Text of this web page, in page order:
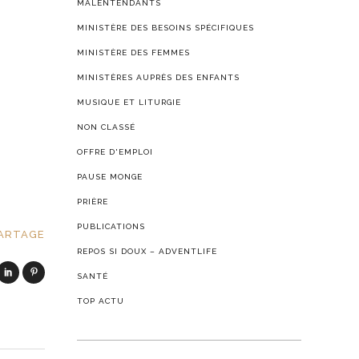
MALENTENDANTS
MINISTÈRE DES BESOINS SPÉCIFIQUES
MINISTÈRE DES FEMMES
MINISTÈRES AUPRÈS DES ENFANTS
MUSIQUE ET LITURGIE
NON CLASSÉ
OFFRE D'EMPLOI
PAUSE MONGE
PRIÈRE
PUBLICATIONS
REPOS SI DOUX – ADVENTLIFE
SANTÉ
TOP ACTU